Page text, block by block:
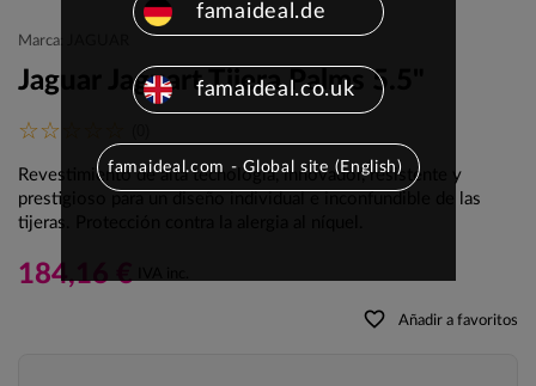
Marca: JAGUAR
Jaguar Jaguart Tijera Palms 5.5"
Revestimiento de alta tecnología, innovador, resistente y
prestigioso para un diseño individual e inconfundible de las
tijeras. Protección contra la alergia al níquel.
184,16 €
favorite_border Añadir a favoritos
famaideal.de
famaideal.co.uk
famaideal.com - Global site (English)